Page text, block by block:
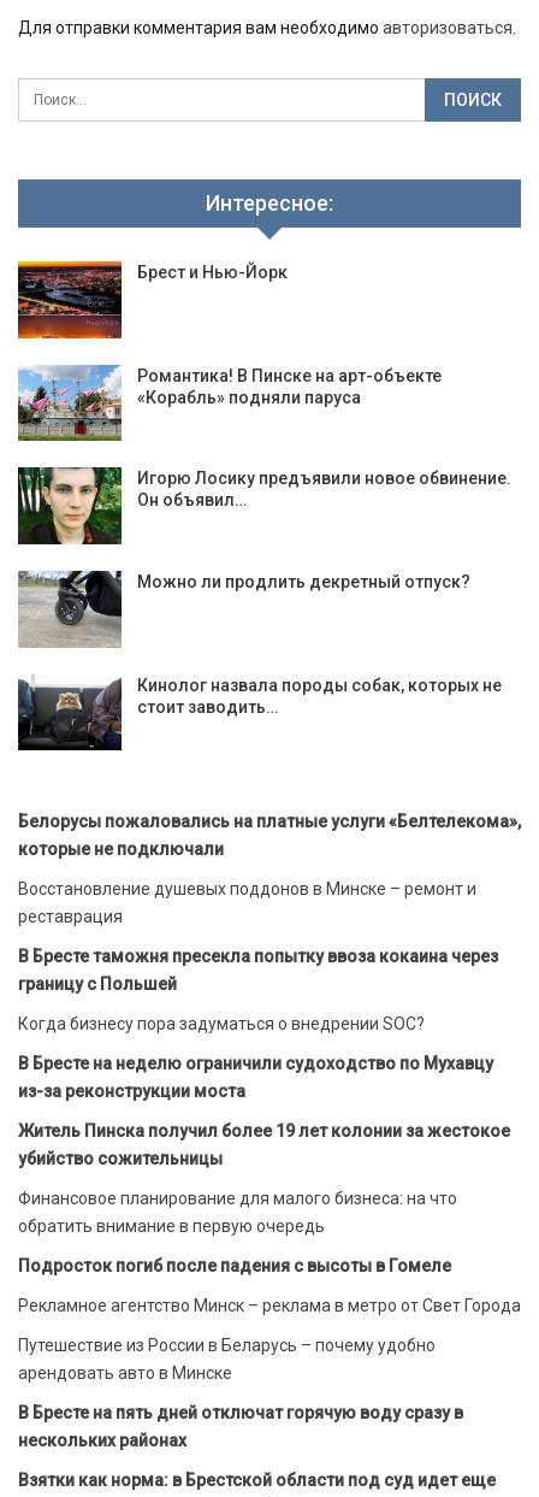
Для отправки комментария вам необходимо авторизоваться
Интересное:
Брест и Нью-Йорк
Романтика! В Пинске на арт-объекте
«Корабль» подняли паруса
Игорю Лосику предъявили новое обвинение.
Он объявил…
Можно ли продлить декретный отпуск?
Кинолог назвала породы собак, которых не
стоит заводить…
Белорусы пожаловались на платные услуги «Белтелекома»,
которые не подключали
Восстановление душевых поддонов в Минске – ремонт и
реставрация
В Бресте таможня пресекла попытку ввоза кокаина через
границу с Польшей
Когда бизнесу пора задуматься о внедрении SOC?
В Бресте на неделю ограничили судоходство по Мухавцу
из-за реконструкции моста
Житель Пинска получил более 19 лет колонии за жестокое
убийство сожительницы
Финансовое планирование для малого бизнеса: на что
обратить внимание в первую очередь
Подросток погиб после падения с высоты в Гомеле
Рекламное агентство Минск – реклама в метро от Свет Города
Путешествие из России в Беларусь – почему удобно
арендовать авто в Минске
В Бресте на пять дней отключат горячую воду сразу в
нескольких районах
Взятки как норма: в Брестской области под суд идет еще